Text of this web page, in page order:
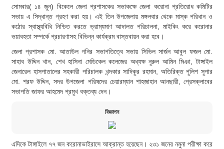
সোমবার( ১৪ জুন) বিকেলে জেলা প্রশাসকের সভাকক্ষে জেলা করোনা প্রতিরোধ কমিটির
সভায় এ সিদ্ধান্ত গ্রহণ করা হয়। এই তিন উপজেলায় মঙ্গলবার থেকে মাস্ক পরিধান ও
কঠোর স্বাস্থ্যবিধি নিশ্চিত করতে ভ্রাম্যমাণ আদালত পরিচালনা, মাইকিং করে করোনার
ভয়াবহতা সম্পর্কে প্রচারণাসহ বিভিন্ন কার্যক্রম বাস্তবায়ন করা হবে।
জেলা প্রশাসক মো. আতাউল গনির সভাপতিত্বে সভায় সিভিল সার্জন আবুল ফজল মো.
সাহাব উদ্দিন খান, শেখ হাসিনা মেডিকেল কলেজের অধ্যক্ষ নুরুল আমিন মিঞা, টাঙ্গাইল
জেনারেল হাসপাতালের সহকারী পরিচালক খন্দকার সাদিকুর রহমান, অতিরিক্ত পুলিশ সুপার
মো. শরফ উদ্দিন, সদর উপজেলা পরিষদের চেয়ারম্যান শাহজাহান আনছারী, প্রেসক্লাবের
সভাপতি জাফর আহমেদ প্রমুখ বক্তব্য দেন।
বিজ্ঞাপন
এদিকে টাঙ্গাইলে ৭৭ জন করোনাভাইরাসে আক্রান্ত হয়েছেন। ২৩১ জনের নমুনা পরীক্ষা করে